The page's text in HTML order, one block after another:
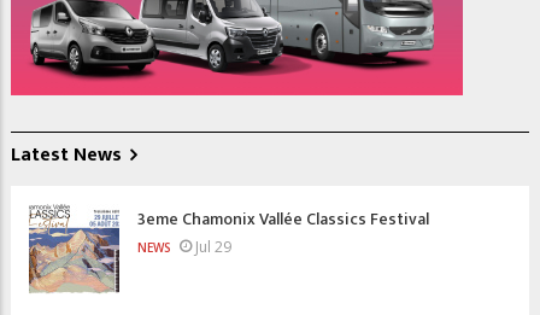
Latest News
3eme Chamonix Vallée Classics Festival
NEWS Jul 29